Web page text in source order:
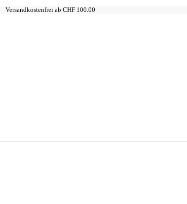
Versandkostenfrei ab CHF 100.00